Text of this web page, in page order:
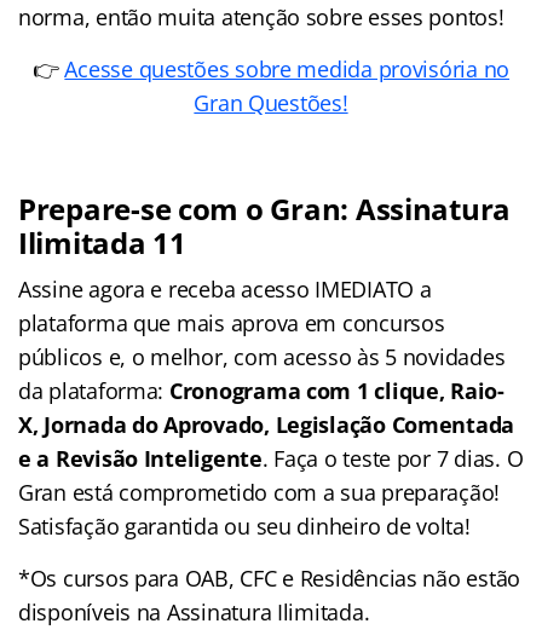
norma, então muita atenção sobre esses pontos!
👉Acesse questões sobre medida provisória no
Gran Questões!
Prepare-se com o Gran: Assinatura
Ilimitada 11
Assine agora e receba acesso IMEDIATO a
plataforma que mais aprova em concursos
públicos e, o melhor, com acesso às 5 novidades
da plataforma: Cronograma com 1 clique, Raio-
X, Jornada do Aprovado, Legislação Comentada
e a Revisão Inteligente. Faça o teste por 7 dias. O
Gran está comprometido com a sua preparação!
Satisfação garantida ou seu dinheiro de volta!
*Os cursos para OAB, CFC e Residências não estão
disponíveis na Assinatura Ilimitada.